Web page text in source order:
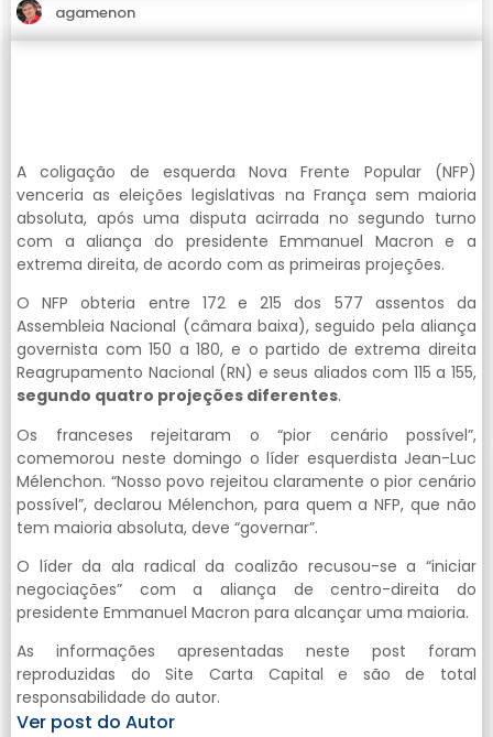
agamenon
A coligação de esquerda Nova Frente Popular (NFP)
venceria as eleições legislativas na França sem maioria
absoluta, após uma disputa acirrada no segundo turno
com a aliança do presidente Emmanuel Macron e a
extrema direita, de acordo com as primeiras projeções.
O NFP obteria entre 172 e 215 dos 577 assentos da
Assembleia Nacional (câmara baixa), seguido pela aliança
governista com 150 a 180, e o partido de extrema direita
Reagrupamento Nacional (RN) e seus aliados com 115 a 155,
segundo quatro projeções diferentes.
Os franceses rejeitaram o “pior cenário possível”,
comemorou neste domingo o líder esquerdista Jean-Luc
Mélenchon. “Nosso povo rejeitou claramente o pior cenário
possível”, declarou Mélenchon, para quem a NFP, que não
tem maioria absoluta, deve “governar”.
O líder da ala radical da coalizão recusou-se a “iniciar
negociações” com a aliança de centro-direita do
presidente Emmanuel Macron para alcançar uma maioria.
As informações apresentadas neste post foram
reproduzidas do Site Carta Capital e são de total
responsabilidade do autor.
Ver post do Autor